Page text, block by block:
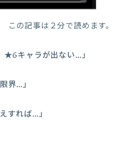
この記事は２分で読めます。
★6キャラが出ない…」
界…」
すれば…」